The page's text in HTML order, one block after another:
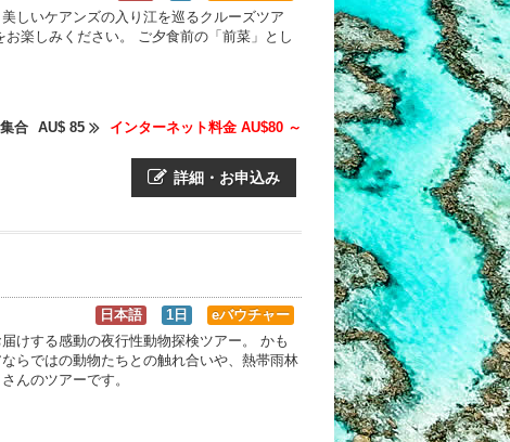
しいケアンズの入り江を巡るクルーズツア
楽しみください。 ご夕食前の「前菜」とし
合 AU$ 85 インターネット料金 AU$80 ～
詳細・お申込み
日本語 1日
eバウチャー
けする感動の夜行性動物探検ツアー。 かも
らではの動物たちとの触れ合いや、熱帯雨林
んのツアーです。